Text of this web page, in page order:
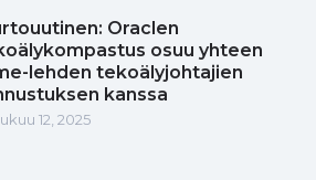
Oraclen
osuu yhteen
lehden tekoälyjohtajien
kanssa
12, 2025